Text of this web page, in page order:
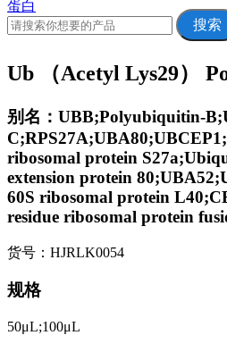
蛋白
搜索
Ub （Acetyl Lys29）
别名：UBB;Polyubiquitin-
ribosomal protein
extension protein
60S ribosomal protein
residue ribosomal protein
货号：HJRLK0054
规格
50μL;100μL